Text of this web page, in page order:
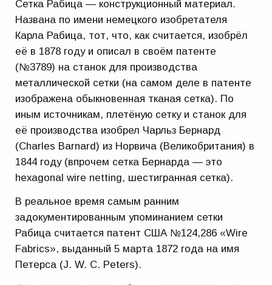
Сетка Рабица — конструкционный материал.
Названа по имени немецкого изобретателя
Карла Рабица, тот, что, как считается, изобрёл
её в 1878 году и описал в своём патенте
(№3789) на станок для производства
металлической сетки (на самом деле в патенте
изображена обыкновенная тканая сетка). По
иным источникам, плетёную сетку и станок для
её производства изобрел Чарльз Бернард
(Charles Barnard) из Норвича (Великобритания) в
1844 году (впрочем сетка Бернарда — это
hexagonal wire netting, шестигранная сетка).
В реальное время самым ранним
задокументированным упоминанием сетки
Рабица считается патент США №124,286 «Wire
Fabrics», выданный 5 марта 1872 года на имя
Петерса (J. W. C. Peters).